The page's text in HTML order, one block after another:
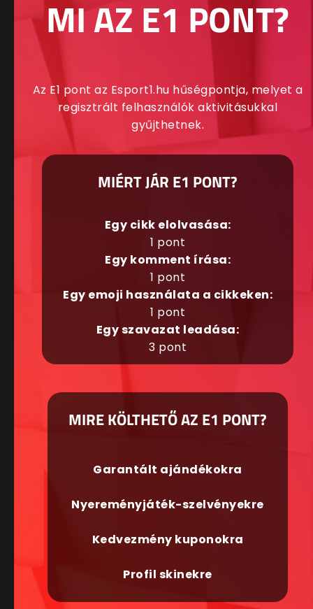
MI AZ E1 PONT?
Az E1 pont az Esport1.hu hűségpontja, melyet a
regisztrált felhasználók aktivitásukkal
gyűjthetnek.
MIÉRT JÁR E1 PONT?
Egy cikk elolvasása:
1 pont
Egy komment írása:
1 pont
Egy emoji használata a cikkeken:
1 pont
Egy szavazat leadása:
3 pont
MIRE KÖLTHETŐ AZ E1 PONT?
Garantált ajándékokra
Nyereményjáték-szelvényekre
Kedvezmény kuponokra
Profil skinekre